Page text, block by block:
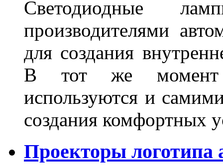
Светодиодные
производителями
для создания
В тот же момент
используются и
создания комфортных
Проекторы логотипа